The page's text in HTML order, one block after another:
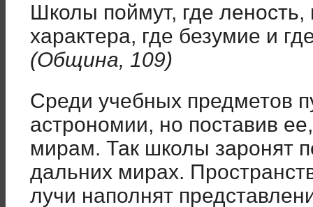
Школы поймут, где
характера, где безумие и
(Община, 109)
Среди учебных предметов
астрономии, но поставив
мирам. Так школы заронят
дальних мирах.
лучи наполнят